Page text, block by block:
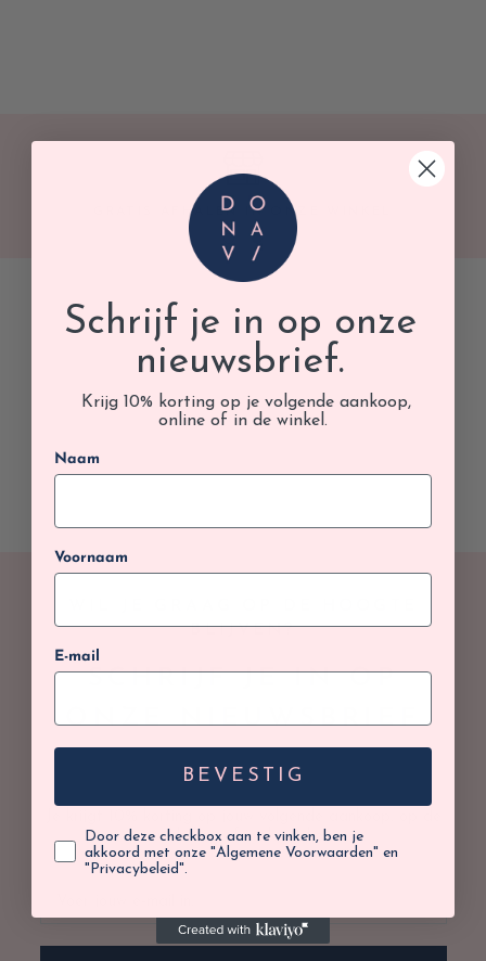
GRATIS AFHALEN IN ONZE WINKEL
BLIJVEN?
SCHRIJF JE IN OP
ONZE NIEUWSBRIEF
webshop of in de winkel.
Schrijf je in op onze
nieuwsbrief.
Krijg 10% korting op je volgende aankoop,
online of in de winkel.
Naam
Voornaam
E-mail
BEVESTIG
Door deze checkbox aan te vinken, ben je
akkoord met onze "Algemene Voorwaarden" en
"Privacybeleid".